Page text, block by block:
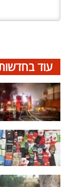
עוד